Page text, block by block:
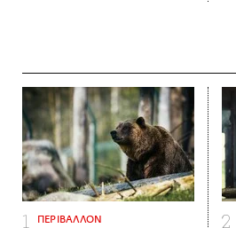
ΠΕΡΙΒΑΛΛΟΝ